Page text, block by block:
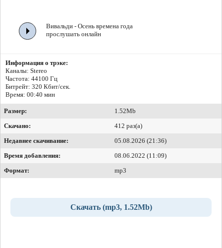
Вивальди - Осень времена года
прослушать онлайн
Информация о трэке:
Каналы: Stereo
Частота: 44100 Гц
Битрейт: 320 Кбит/сек.
Время: 00:40 мин
Размер:
1.52Mb
Скачано:
412 раз(а)
Недавнее скачивание:
05.08.2026 (21:36)
Время добавления:
08.06.2022 (11:09)
Формат:
mp3
Скачать (mp3, 1.52Mb)